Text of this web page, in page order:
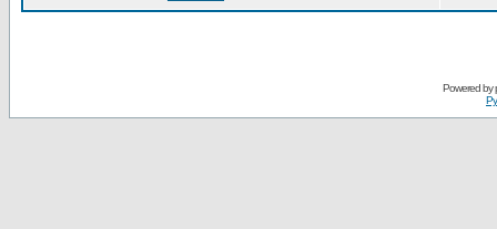
Powered by